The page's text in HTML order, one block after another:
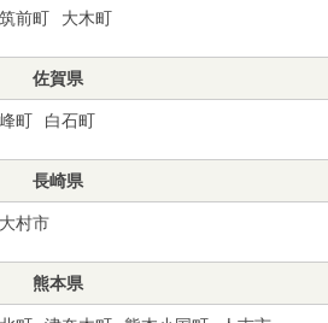
筑前町 大木町
佐賀県
峰町 白石町
長崎県
大村市
熊本県